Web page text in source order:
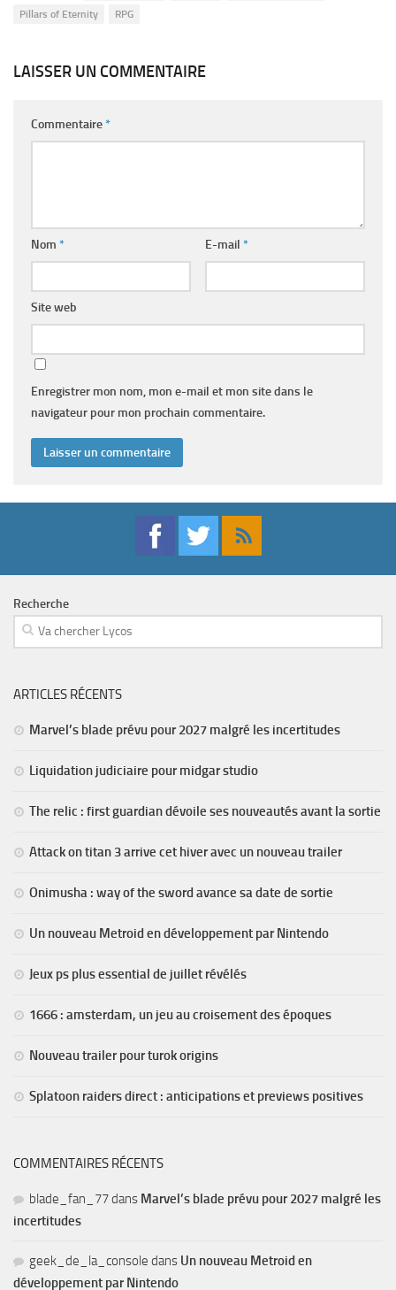
Pillars of Eternity
RPG
LAISSER UN COMMENTAIRE
Commentaire*
Nom * E-mail *
Site web
Enregistrer mon nom, mon e-mail et mon site dans le
navigateur pour mon prochain commentaire.
Recherche
ARTICLES RÉCENTS
Marvel’s blade prévu pour 2027 malgré les incertitudes
Liquidation judiciaire pour midgar studio
The relic : first guardian dévoile ses nouveautés avant la sortie
Attack on titan 3 arrive cet hiver avec un nouveau trailer
Onimusha : way of the sword avance sa date de sortie
Un nouveau Metroid en développement par Nintendo
Jeux ps plus essential de juillet révélés
1666 : amsterdam, un jeu au croisement des époques
Nouveau trailer pour turok origins
Splatoon raiders direct : anticipations et previews positives
COMMENTAIRES RÉCENTS
blade_fan_77dans Marvel’s blade prévu pour 2027 malgré les
incertitudes
geek_de_la_console dans Un nouveau Metroid en
développement par Nintendo